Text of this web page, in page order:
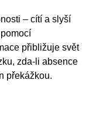
– cítí a slyší
přibližuje svět
zda-li absence
překážkou.